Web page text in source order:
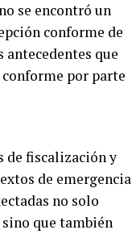
se encontró un
conforme de
que
por parte
de fiscalización y
de emergencia
no solo
que también